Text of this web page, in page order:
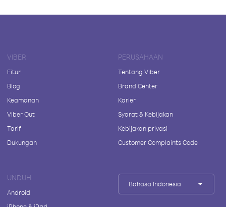
VIBER
Fitur
Blog
Keamanan
Viber Out
Tarif
Dukungan
PERUSAHAAN
Tentang Viber
Brand Center
Karier
Syarat & Kebijakan
Kebijakan privasi
Customer Complaints Code
UNDUH
Android
Bahasa Indonesia